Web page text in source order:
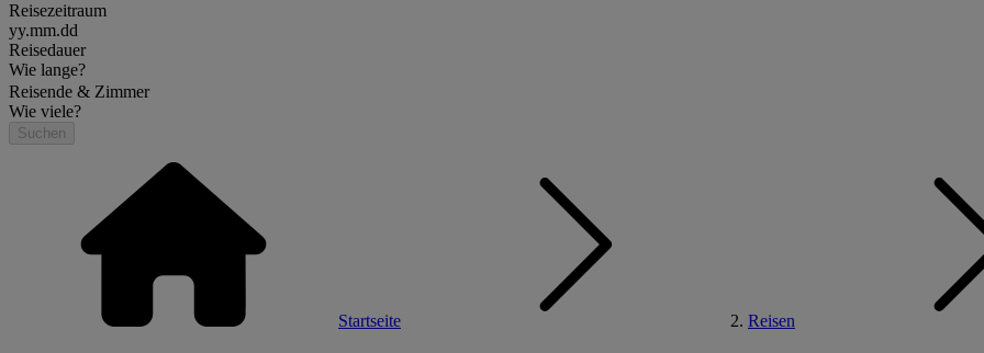
Reisezeitraum
yy.mm.dd
Reisedauer
Wie lange?
Reisende & Zimmer
Wie viele?
Suchen
Startseite Reisen